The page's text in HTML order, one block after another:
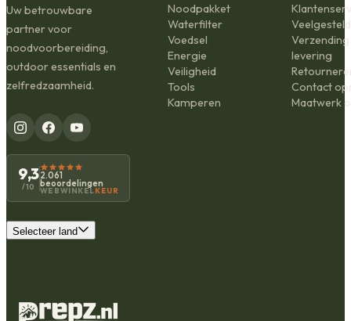
Uw betrouwbare
partner voor
noodvoorbereiding,
outdoor essentials en
zelfredzaamheid.
9,3
/10
2.061
beoordelingen
WEBWINKEL KEUR
Selecteer land
Noodpakket
Waterfilter
Voedsel
Energie
Veiligheid
Tools
Kamperen
Verzending
levering
Contact
Maatwerk